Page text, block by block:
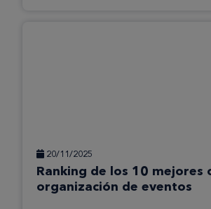
20/11/2025
Ranking de los 10 mejores
organización de eventos